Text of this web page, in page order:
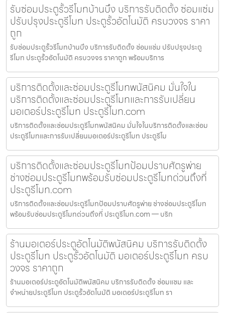
รับซ่อมประตูรั้วรีโมทบ้านบึง บริการรับติดตั้ง ซ่อมแซ่ม
ปรับปรุงประตูรีโมท ประตูรั้วอัตโนมัติ ครบวงจร ราคา
ถูก
รับซ่อมประตูรั้วรีโมทบ้านบึง บริการรับติดตั้ง ซ่อมแซ่ม ปรับปรุงประตู
รีโมท ประตูรั้วอัตโนมัติ ครบวงจร ราคาถูก พร้อมบริการ
บริการติดตั้งและซ่อมประตูรีโมทพนัสนิคม มั่นใจใน
บริการติดตั้งและซ่อมประตูรีโมทและการรับเปลี่ยน
มอเตอร์ประตูรีโมท ประตูรีโมท.com
บริการติดตั้งและซ่อมประตูรีโมทพนัสนิคม มั่นใจในบริการติดตั้งและซ่อม
ประตูรีโมทและการรับเปลี่ยนมอเตอร์ประตูรีโมท ประตูรีโม
บริการติดตั้งและซ่อมประตูรีโมทป้อมปราบศัตรูพ่าย
ช่างซ่อมประตูรีโมทพร้อมรับซ่อมประตูรีโมทด่วนถึงที่
ประตูรีโมท.com
บริการติดตั้งและซ่อมประตูรีโมทป้อมปราบศัตรูพ่าย ช่างซ่อมประตูรีโมท
พร้อมรับซ่อมประตูรีโมทด่วนถึงที่ ประตูรีโมท.com — บริก
ร้านมอเตอร์ประตูอัตโนมัติพนัสนิคม บริการรับติดตั้ง
ประตูรีโมท ประตูรั้วอัตโนมัติ มอเตอร์ประตูรีโมท ครบ
วงจร ราคาถูก
ร้านมอเตอร์ประตูอัตโนมัติพนัสนิคม บริการรับติดตั้ง ซ่อมแซม และ
จำหน่ายประตูรีโมท ประตูรั้วอัตโนมัติ มอเตอร์ประตูรีโมท รา